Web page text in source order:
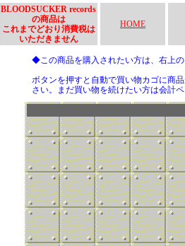
BLOODSUCKER records
の商品は
これまでどおり消費税は
いただきません
HOME
◆この商品を購入されたい方は、右上
ボタンを押すと自動で買い物カゴに商
さい。まだ買い物を続けたい方は会計